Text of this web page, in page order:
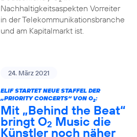
Nachhaltigkeitsaspekten Vorreiter
in der Telekommunikationsbranche
und am Kapitalmarkt ist.
24. März 2021
ELIF STARTET NEUE STAFFEL DER
„PRIORITY CONCERTS“ VON O2:
Mit „Behind the Beat“
bringt O2 Music die
Künstler noch näher